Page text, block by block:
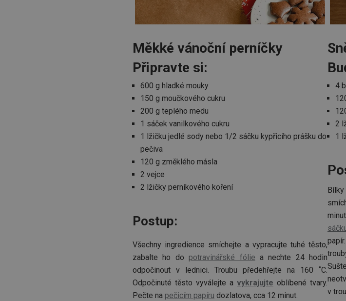
Měkké vánoční perníčky
Připravte si:
600 g hladké mouky
150 g moučkového cukru
200 g teplého medu
1 sáček vanilkového cukru
1 lžičku jedlé sody nebo 1/2 sáčku kypřicího prášku do
pečiva
120 g změklého másla
2 vejce
2 lžičky perníkového koření
Postup:
Všechny ingredience smíchejte a vypracujte tuhé těsto,
zabalte ho do potravinářské fólie a nechte 24 hodin
odpočinout v lednici. Troubu předehřejte na 160 ˚C.
Odpočinuté těsto vyválejte a vykrajujte oblíbené tvary.
Pečte na pečicím papíru dozlatova, cca 12 minut.
4
2
1
v